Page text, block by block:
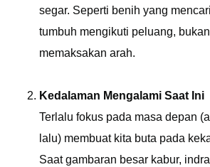
segar. Seperti benih yang
tumbuh mengikuti peluang,
memaksakan arah.
Kedalaman Mengalami Saat Ini
Terlalu fokus pada masa depan
lalu) membuat kita buta pada
Saat gambaran besar kabur,